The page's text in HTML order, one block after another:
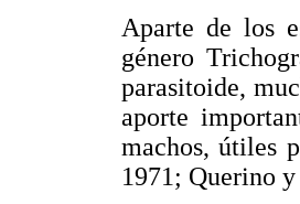
Aparte de los
género
parasitoide,
aporte
machos, útiles
1971; Querino